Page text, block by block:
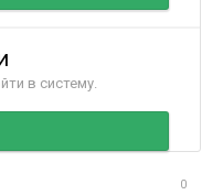
в систему.
0